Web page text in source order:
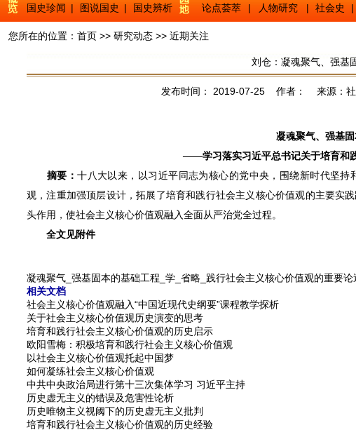
国史珍闻 | 图说国史 | 国史辨析
论点荟萃
| 人物研究 | 社会史 |
您所在的位置： 首页 >> 研究动态 >> 近期关注
刘仓：凝魂聚气、强基
发布时间： 2019-07-25 作者： 来源：社
凝魂聚气、强基固
——学习落实习近平总书记关于培育和践
摘要：十八大以来，以习近平同志为核心的党中央，围绕新时代坚
观，注重加强顶层设计，拓展了培育和践行社会主义核心价值观的主要实
头作用，使社会主义核心价值观融入全面从严治党全过程。
全文见附件
凝魂聚气_强基固本的基础工程_学_省略_践行社会主义核心价值观的重要
相关文档
社会主义核心价值观融入“中国近现代史纲要”课程教学探析
关于社会主义核心价值观历史演变的思考
培育和践行社会主义核心价值观的历史启示
欧阳雪梅：积极培育和践行社会主义核心价值观
以社会主义核心价值观托起中国梦
如何凝练社会主义核心价值观
中共中央政治局进行第十三次集体学习 习近平主持
历史虚无主义的错误及危害性论析
历史唯物主义视阈下的历史虚无主义批判
培育和践行社会主义核心价值观的历史经验